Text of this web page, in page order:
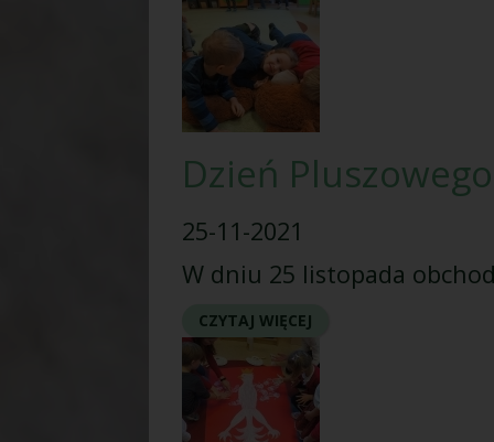
Dzień
25-11-2021
W dniu 25 listopada
CZYTAJ WIĘCEJ